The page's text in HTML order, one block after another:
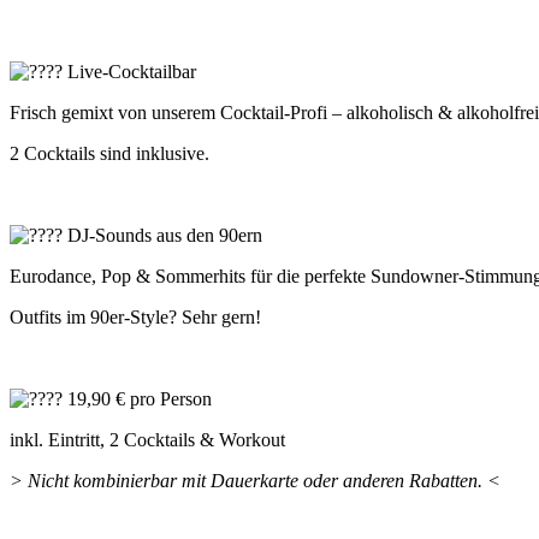
Live-Cocktailbar
Frisch gemixt von unserem Cocktail-Profi – alkoholisch &
2 Cocktails sind inklusive.
DJ-Sounds aus den 90ern
Eurodance, Pop & Sommerhits für die perfekte
Outfits im 90er‑Style? Sehr gern!
19,90 € pro Person
inkl. Eintritt, 2 Cocktails & Workout
> Nicht kombinierbar mit Dauerkarte oder anderen Rabatten. <